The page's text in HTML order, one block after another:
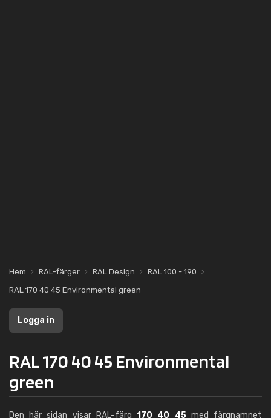
Hem RAL-färger RAL Design
RAL 100 - 190
RAL 170 40 45 Environmental green
Logga in
RAL 170 40 45 Environmental
green
Den här sidan visar RAL-färg170 40 45med färgnamnet